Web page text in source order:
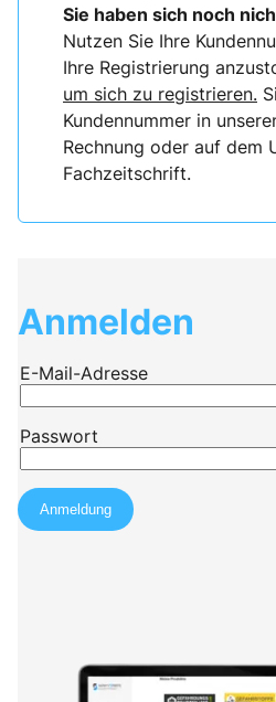
Sie haben sich noch
Nutzen Sie Ihre
Ihre Registrierung
um sich zu registrieren.
Kundennummer in
Rechnung oder auf dem
Fachzeitschrift.
Anmelden